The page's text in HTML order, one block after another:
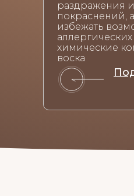
раздражения и
покраснений,
избежать
химические
воска